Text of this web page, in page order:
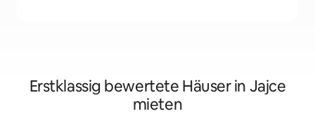
Erstklassig bewertete Häuser in Jajce
mieten